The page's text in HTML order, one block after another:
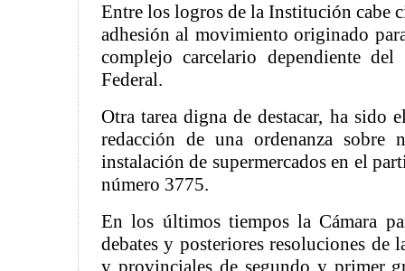
Entre los logros de la Institución cabe
adhesión al movimiento originado
complejo carcelario dependiente
Federal.
Otra tarea digna de destacar, ha sido
redacción de una ordenanza sobre
instalación de supermercados en el
número 3775.
En los últimos tiempos la Cámara
debates y posteriores resoluciones de
y provinciales de segundo y primer